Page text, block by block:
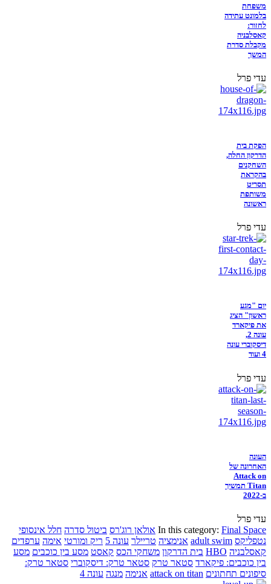
משפחת
בלמונט עתידה
לחזור:
קאסלבניה
מקבלת סדרת
המשך
עדי פרל
הפקת בית
הדרקון החלה,
השחקנים
בהקראת
תסריט
משותפת
ראשונה
עדי פרל
יום "מגע
ראשון" הציג
את פיקארד
עונה 2,
דיסקוברי עונה
4 ועוד
עדי פרל
העונה
האחרונה של
Attack on
Titan תמשיך
ב-2022
עדי פרל
In this category: Final Space אולאן רוג'רס ביטול סדרה חלל אינסופי
נטפליקס adult swim אנימציה טריילר עונה 5 ריק ומורטי אימה ערפדים
קאסלבניה HBO בית הדרקון משחקי הכס קאסט מסע בין כוכבים מסע
בין כוכבים: פיקארד סטאר טרק סטאר טרק: דיסקוברי סטאר טרק:
סיפונים תחתונים attack on titan אנימה מנגה עונה 4